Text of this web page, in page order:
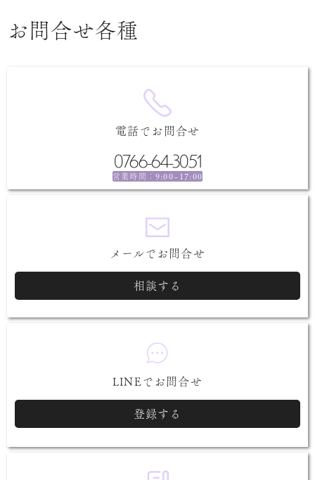
お問合せ各種
電話でお問合せ
0766-64-3051
営業時間： 9:00~17:00
メールでお問合せ
相談する
LINEでお問合せ
登録する